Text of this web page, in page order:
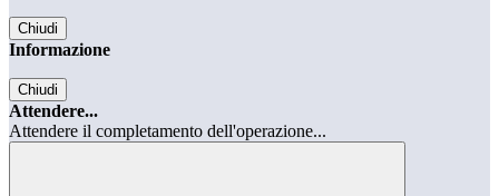
Chiudi
Informazione
Chiudi
Attendere...
Attendere il completamento dell'operazione...